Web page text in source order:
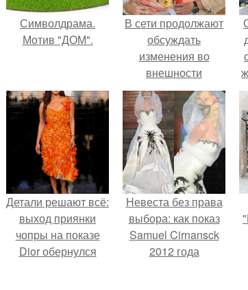
Символдрама.
Мотив "ДОМ".
В сети продолжают
обсуждать
изменения во
внешности
актрисы.
Детали решают всё:
выход приянки
чопры на показе
Dior обернулся
Невеста без права
выбора: как показ
Samuel Cirnansck
2012 года